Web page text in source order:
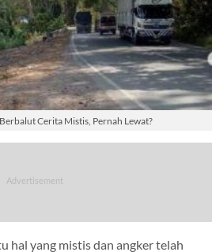
Cerita Mistis, Pernah Lewat?
hal yang mistis dan angker telah